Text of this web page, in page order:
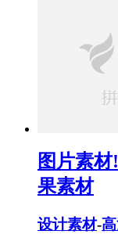
图片素
果素材
设计素材-